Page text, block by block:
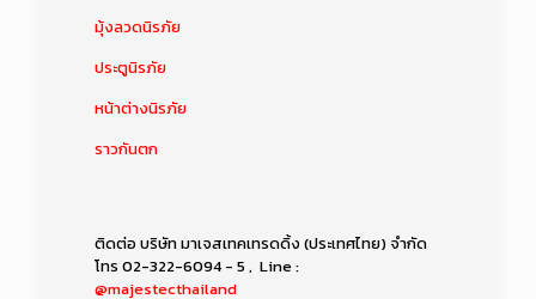
มุ้งลวดนิรภัย
ประตูนิรภัย
หน้าต่างนิรภัย
ราวกันตก
ติดต่อ บริษัท มาเจสเทคเทรดดิ้ง (ประเทศไทย) จำกัด
โทร 02-322-6094 - 5 , Line :
@majestecthailand